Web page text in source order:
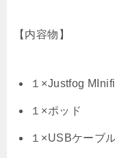
【内容物】
１×Justfog
１×ポッド
１×USBケーブ